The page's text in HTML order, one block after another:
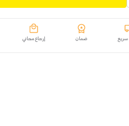
سريع ضمان إرجاع مجاني